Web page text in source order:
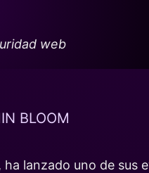
web
BLOOM
lanzado uno de sus